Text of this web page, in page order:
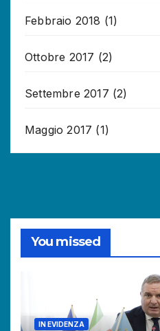
Febbraio 2018 (1)
Ottobre 2017 (2)
Settembre 2017 (2)
Maggio 2017 (1)
You missed
IN EVIDENZA